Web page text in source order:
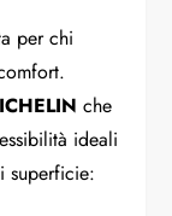
per chi
che
ideali
superficie: